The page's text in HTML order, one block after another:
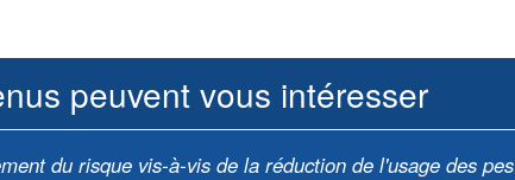
peuvent vous intéresser
du risque vis-à-vis de la réduction de l'usage des